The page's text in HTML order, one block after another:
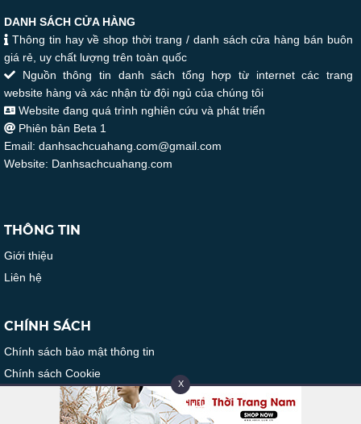
DANH SÁCH CỬA HÀNG
Thông tin hay về shop thời trang / danh sách cửa hàng bán buôn
giá rẻ, uy chất lượng trên toàn quốc
Nguồn thông tin danh sách tổng hợp từ internet các trang
website hàng và xác nhận từ đội ngủ của chúng tôi
Website đang quá trình nghiên cứu và phát triển
Phiên bản Beta 1
Email: danhsachcuahang.com@gmail.com
Website: Danhsachcuahang.com
THÔNG TIN
Giới thiệu
Liên hệ
CHÍNH SÁCH
Chính sách bảo mật thông tin
Chính sách Cookie
X